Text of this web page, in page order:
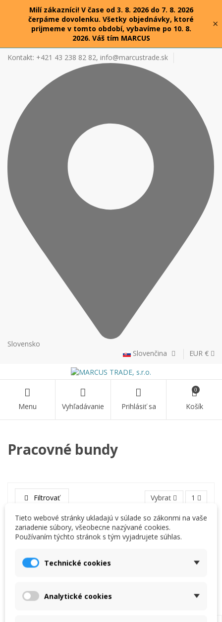
Milí zákazníci! V čase od 3. 8. 2026 do 7. 8. 2026
čerpáme dovolenku. Všetky objednávky, ktoré
prijmeme v tomto období, vybavíme po 10. 8.
2026. Váš tím MARCUS
×
Kontakt: +421 43 238 82 82, info@marcustrade.sk
Slovensko
Slovenčina
EUR €
Menu Vyhľadávanie Prihlásiť sa
0
Košík
Pracovné bundy
Filtrovať Vybrať 1
KORSAR Pilot - pracovná bunda
Tieto webové stránky ukladajú v súlade so zákonmi na vaše
zariadenie súbory, všeobecne nazývané cookies.
Používaním týchto stránok s tým vyjadrujete súhlas.
Technické cookies
Analytické cookies